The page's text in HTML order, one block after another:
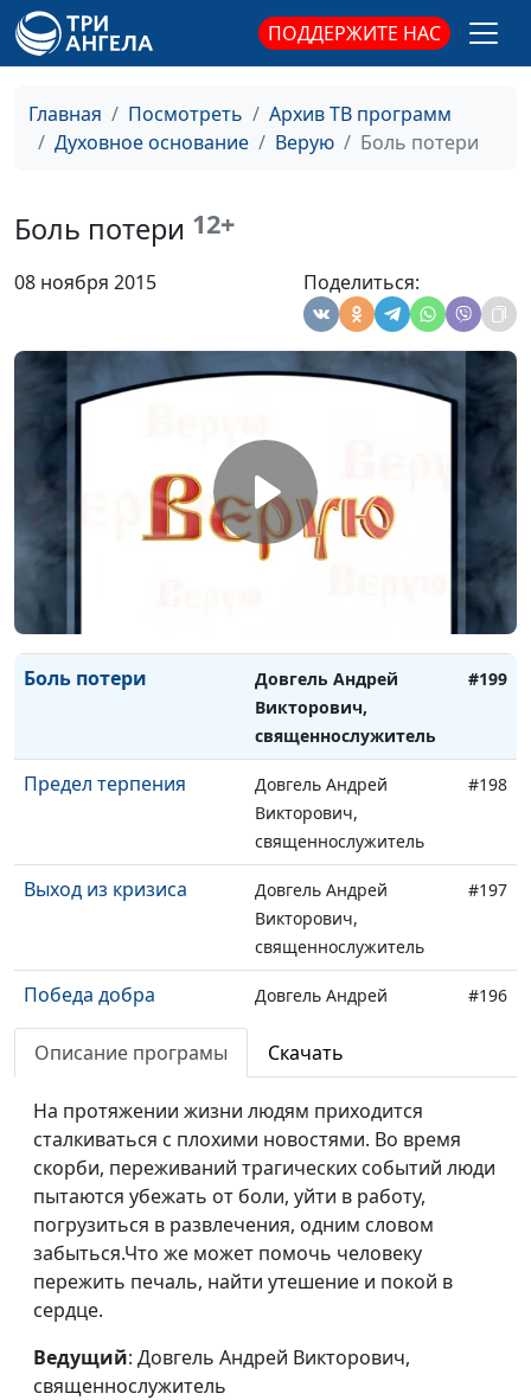
ПОДДЕРЖИТЕ НАС
Главная Посмотреть
Архив ТВ программ
Духовное основание
Верую Боль потери
Боль потери 12+
08 ноября 2015 Поделиться:
Влияние людей
Довгель Андрей
Викторович,
священнослужитель
#205
Власть
Довгель Андрей
#204
Верность слову
Викторович,
священнослужитель
Божье присутствие
Довгель Андрей
Викторович,
#202
Довгель Андрей
Викторович,
священнослужитель
#201
#200
Боль потери
Довгель Андрей
Викторович,
священнослужитель
#199
Предел терпения
Довгель Андрей
Викторович,
священнослужитель
#198
Выход из кризиса
Довгель Андрей
Викторович,
священнослужитель
#197
Победа добра
Довгель Андрей
священнослужитель
#196
Милость к обидчику
Викторович,
священнослужитель
Уединение для
восстановления
Довгель Андрей
Викторович,
священнослужитель
Место защиты и
священнослужитель
Описание програмы Скачать
На протяжении жизни людям приходится
сталкиваться с плохими новостями. Во время
скорби, переживаний трагических событий люди
пытаются убежать от боли, уйти в работу,
погрузиться в развлечения, одним словом
забыться.Что же может помочь человеку
пережить печаль, найти утешение и покой в
сердце.
Ведущий: Довгель Андрей Викторович,
священнослужитель